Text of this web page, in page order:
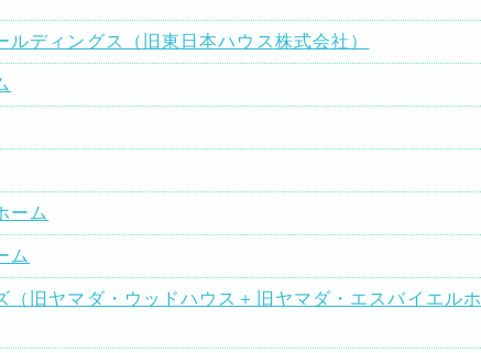
ルディングス（旧東日本ハウス株式会社）
ーム
ム
（旧ヤマダ・ウッドハウス＋旧ヤマダ・エスバイエルホ